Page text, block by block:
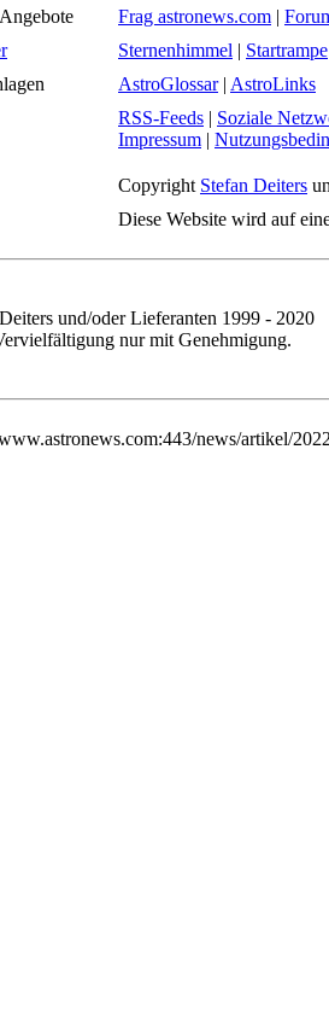
Frag astronews.com |
Sternenhimmel | Startrampe
AstroGlossar| AstroLinks
RSS-Feeds | Soziale
Impressum |
Copyright Stefan Deiters
Diese Website wird auf
und/oder Lieferanten 1999 - 2020
nur mit Genehmigung.
news/artikel/